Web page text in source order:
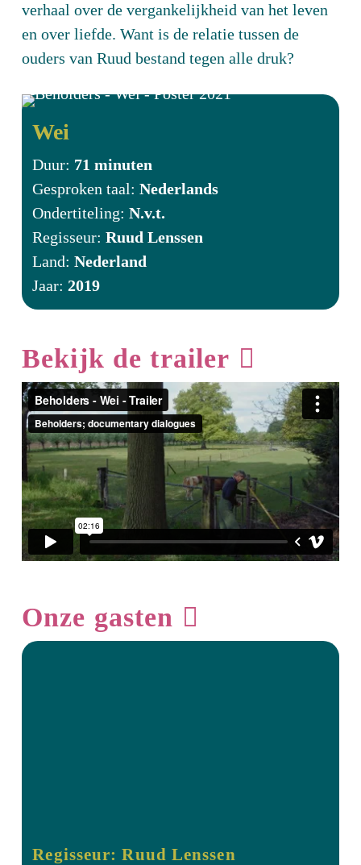
verhaal over de vergankelijkheid van het leven
en over liefde. Want is de relatie tussen de
ouders van Ruud bestand tegen alle druk?
Wei
Duur: 71 minuten
Gesproken taal:Nederlands
Ondertiteling:N.v.t.
Regisseur:Ruud Lenssen
Land:Nederland
Jaar:2019
Bekijk de trailer
Onze gasten
Regisseur: Ruud Lenssen